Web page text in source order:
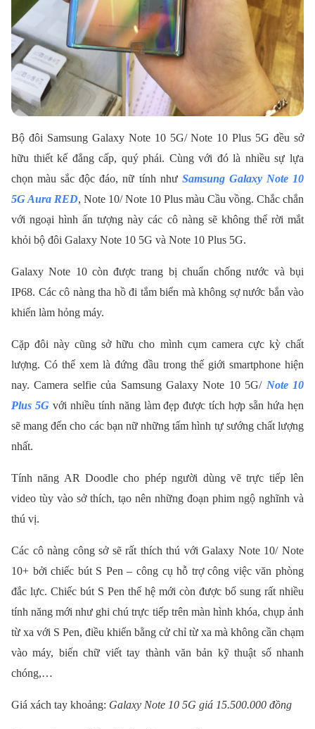
Bộ đôi Samsung Galaxy Note 10 5G/ Note 10 Plus 5G đều sở
hữu thiết kế đẳng cấp, quý phái. Cùng với đó là nhiều sự lựa
chọn màu sắc độc đáo, nữ tính như Samsung Galaxy Note 10
5G Aura RED, Note 10/ Note 10 Plus màu Cầu vồng. Chắc chắn
với ngoại hình ấn tượng này các cô nàng sẽ không thể rời mắt
khỏi bộ đôi Galaxy Note 10 5G và Note 10 Plus 5G.
Galaxy Note 10 còn được trang bị chuẩn chống nước và bụi
IP68. Các cô nàng tha hồ đi tắm biển mà không sợ nước bắn vào
khiến làm hỏng máy.
Cặp đôi này cũng sở hữu cho mình cụm camera cực kỳ chất
lượng. Có thể xem là đứng đầu trong thế giới smartphone hiện
nay. Camera selfie của Samsung Galaxy Note 10 5G/ Note 10
Plus 5Gvới nhiều tính năng làm đẹp được tích hợp sẵn hứa hẹn
sẽ mang đến cho các bạn nữ những tấm hình tự sướng chất lượng
nhất.
Tính năng AR Doodle cho phép người dùng vẽ trực tiếp lên
video tùy vào sở thích, tạo nên những đoạn phim ngộ nghĩnh và
thú vị.
Các cô nàng công sở sẽ rất thích thú với Galaxy Note 10/ Note
10+ bởi chiếc bút S Pen – công cụ hỗ trợ công việc văn phòng
đắc lực. Chiếc bút S Pen thế hệ mới còn được bổ sung rất nhiều
tính năng mới như ghi chú trực tiếp trên màn hình khóa, chụp ảnh
từ xa với S Pen, điều khiển bằng cử chỉ từ xa mà không cần chạm
vào máy, biến chữ viết tay thành văn bản kỹ thuật số nhanh
chóng,…
Giá xách tay khoảng: Galaxy Note 10 5G giá 15.500.000 đồng